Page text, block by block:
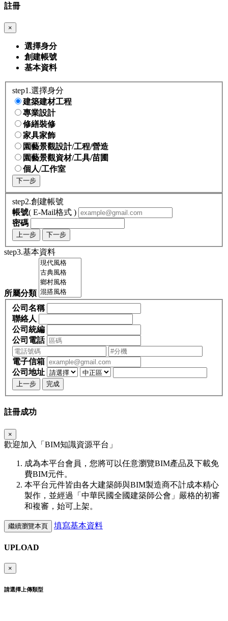
註冊
×
選擇身分
創建帳號
基本資料
step1.選擇身分
建築建材工程
專業設計
修繕裝修
家具家飾
園藝景觀設計/工程/營造
園藝景觀資材/工具/苗圃
個人/工作室
下一步
step2.創建帳號
帳號( E-Mail格式 )
密碼
上一步 下一步
step3.基本資料
所屬分類
公司名稱
聯絡人
公司統編
公司電話
電子信箱
公司地址
上一步 完成
註冊成功
×
歡迎加入「 BIM知識資源平台」
成為本平台會員，您將可以任意瀏覽BIM產品及下載免
費BIM元件。
本平台元件皆由各大建築師與BIM製造商不計成本精心
製作，並經過「中華民國全國建築師公會」嚴格的初審
和複審，始可上架。
繼續瀏覽本頁 填寫基本資料
UPLOAD
×
請選擇上傳類型